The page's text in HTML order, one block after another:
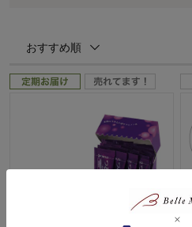
おすすめ順